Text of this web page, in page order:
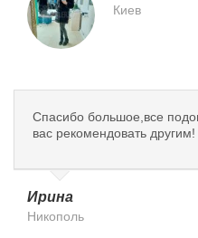
Киев
Спасибо большое,все
вас рекомендовать
Ирина
Никополь